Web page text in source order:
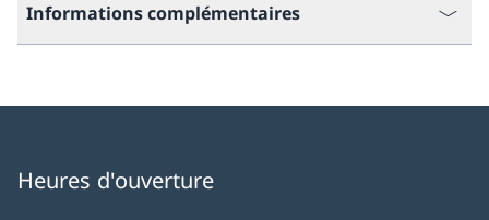
Informations complémentaires
Heures d'ouverture